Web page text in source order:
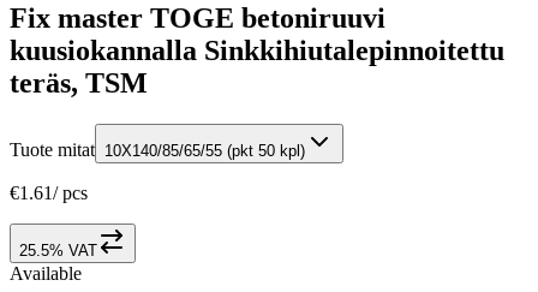
Fix master TOGE betoniruuvi
kuusiokannalla Sinkkihiutalepinnoitettu
teräs, TSM
Tuote mitat 10X140/85/65/55 (pkt 50 kpl)
€1.61/ pcs
25.5% VAT
Available